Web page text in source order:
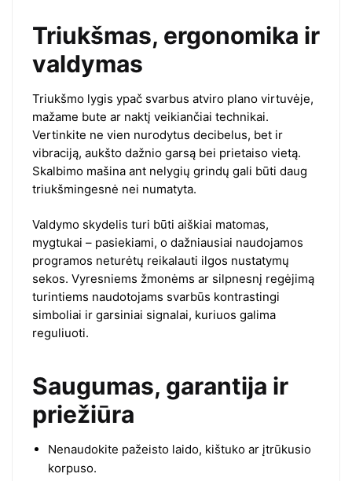
Triukšmas, ergonomika ir
valdymas
Triukšmo lygis ypač svarbus atviro plano virtuvėje,
mažame bute ar naktį veikiančiai technikai.
Vertinkite ne vien nurodytus decibelus, bet ir
vibraciją, aukšto dažnio garsą bei prietaiso vietą.
Skalbimo mašina ant nelygių grindų gali būti daug
triukšmingesnė nei numatyta.
Valdymo skydelis turi būti aiškiai matomas,
mygtukai – pasiekiami, o dažniausiai naudojamos
programos neturėtų reikalauti ilgos nustatymų
sekos. Vyresniems žmonėms ar silpnesnį regėjimą
turintiems naudotojams svarbūs kontrastingi
simboliai ir garsiniai signalai, kuriuos galima
reguliuoti.
Saugumas, garantija ir
priežiūra
Nenaudokite pažeisto laido, kištuko ar įtrūkusio
korpuso.